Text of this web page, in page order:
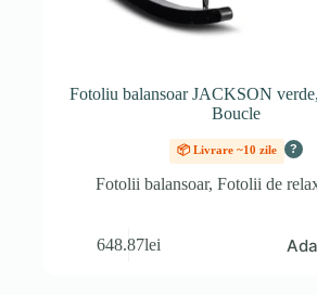
Fotoliu balansoar JACKSON
Boucle
📦 Livrare ~10 zile ?
Fotolii balansoar,Fotolii de
648.87lei